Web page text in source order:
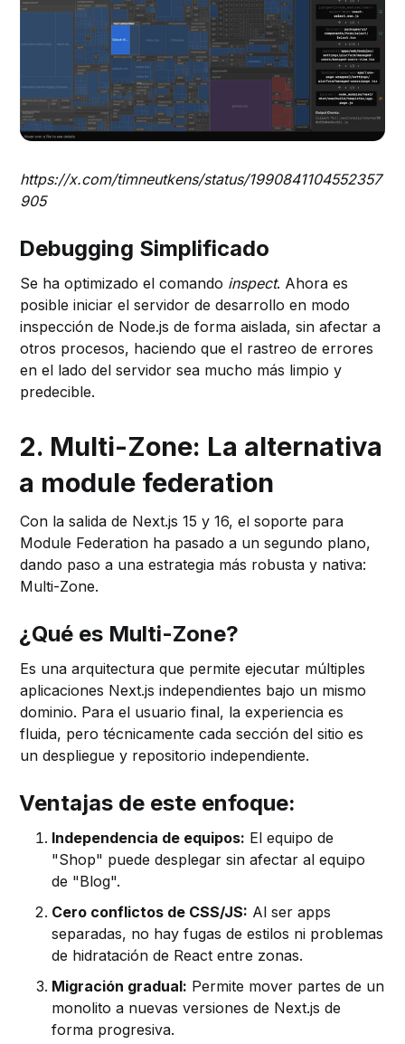
https://x.com/timneutkens/status/1990841104552357
905
Debugging Simplificado
Se ha optimizado el comando inspect. Ahora es
posible iniciar el servidor de desarrollo en modo
inspección de Node.js de forma aislada, sin afectar a
otros procesos, haciendo que el rastreo de errores
en el lado del servidor sea mucho más limpio y
predecible.
2. Multi-Zone: La alternativa
a module federation
Con la salida de Next.js 15 y 16, el soporte para
Module Federation ha pasado a un segundo plano,
dando paso a una estrategia más robusta y nativa:
Multi-Zone.
¿Qué es Multi-Zone?
Es una arquitectura que permite ejecutar múltiples
aplicaciones Next.js independientes bajo un mismo
dominio. Para el usuario final, la experiencia es
fluida, pero técnicamente cada sección del sitio es
un despliegue y repositorio independiente.
Ventajas de este enfoque:
Independencia de equipos: El equipo de
"Shop" puede desplegar sin afectar al equipo
de "Blog".
Cero conflictos de CSS/JS: Al ser apps
separadas, no hay fugas de estilos ni problemas
de hidratación de React entre zonas.
Migración gradual: Permite mover partes de un
monolito a nuevas versiones de Next.js de
forma progresiva.